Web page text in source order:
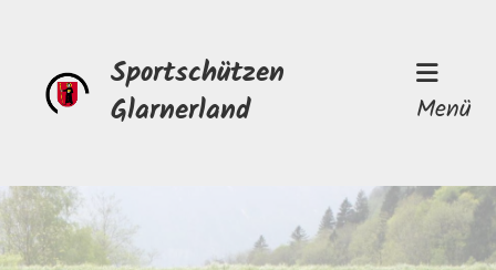
Sportschützen
Glarnerland
Menü